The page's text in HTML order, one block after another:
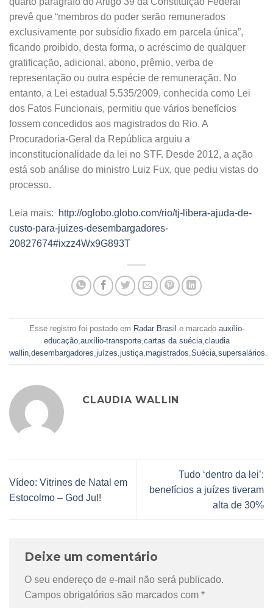
prevê que “membros do poder serão remunerados
exclusivamente por subsídio fixado em parcela única”,
ficando proibido, desta forma, o acréscimo de qualquer
gratificação, adicional, abono, prêmio, verba de
representação ou outra espécie de remuneração. No
entanto, a Lei estadual 5.535/2009, conhecida como Lei
dos Fatos Funcionais, permitiu que vários benefícios
fossem concedidos aos magistrados do Rio. A
Procuradoria-Geral da República arguiu a
inconstitucionalidade da lei no STF. Desde 2012, a ação
está sob análise do ministro Luiz Fux, que pediu vistas do
processo.
Leia mais:
http://oglobo.globo.com/rio/tj-libera-ajuda-de-
custo-para-juizes-desembargadores-
20827674#ixzz4Wx9G893T
Esse registro foi postado em Radar Brasil e marcado auxílio-
educação,auxílio-transporte,cartas da suécia,claudia
wallin,desembargadores,juízes,justiça,magistrados,Suécia,supersalários.
CLAUDIA WALLIN
Vídeo: Vitrines de Natal em
Estocolmo – God Jul!
Tudo ‘dentro da lei’:
benefícios a juízes tiveram
alta de 30%
Deixe um comentário
O seu endereço de e-mail não será publicado.
Campos obrigatórios são marcados com *